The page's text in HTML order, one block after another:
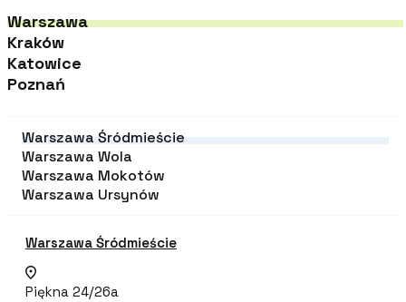
Warszawa
Kraków
Katowice
Poznań
Warszawa Śródmieście
Warszawa Wola
Warszawa Mokotów
Warszawa Ursynów
Warszawa Śródmieście
Piękna 24/26a